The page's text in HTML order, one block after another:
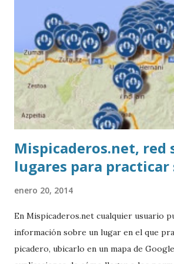
Mispicaderos.net, red
lugares para practicar
enero 20, 2014
En Mispicaderos.net cualquier usuario
información sobre un lugar en el que
picadero, ubicarlo en un mapa de